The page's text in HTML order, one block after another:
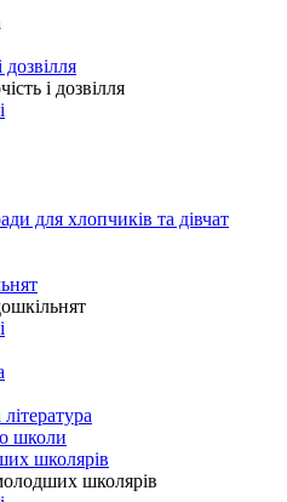
дозвілля
і дозвілля
для хлопчиків та дівчат
школи
школярів
школярів